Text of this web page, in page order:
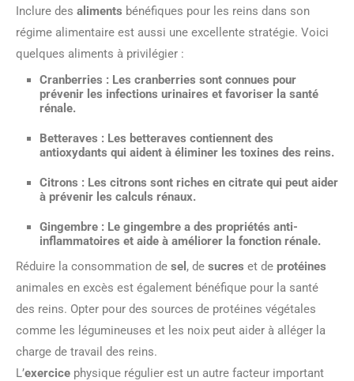
Inclure des aliments bénéfiques pour les reins dans son
régime alimentaire est aussi une excellente stratégie. Voici
quelques aliments à privilégier :
Cranberries : Les cranberries sont connues pour
prévenir les infections urinaires et favoriser la santé
rénale.
Betteraves : Les betteraves contiennent des
antioxydants qui aident à éliminer les toxines des reins.
Citrons : Les citrons sont riches en citrate qui peut aider
à prévenir les calculs rénaux.
Gingembre : Le gingembre a des propriétés anti-
inflammatoires et aide à améliorer la fonction rénale.
Réduire la consommation de sel , de sucres et de protéines
animales en excès est également bénéfique pour la santé
des reins. Opter pour des sources de protéines végétales
comme les légumineuses et les noix peut aider à alléger la
charge de travail des reins.
L’exercice physique régulier est un autre facteur important